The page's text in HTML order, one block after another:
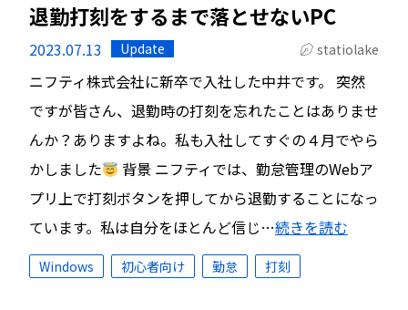
退勤打刻をするまで落とせないPC
2023.07.13 Update statiolake
ニフティ株式会社に新卒で入社した中井です。 突然
ですが皆さん、退勤時の打刻を忘れたことはありませ
んか？ありますよね。私も入社してすぐの４月でやら
かしました
背景 ニフティでは、勤怠管理のWebア
プリ上で打刻ボタンを押してから退勤することになっ
ています。私は自分をほとんど信じ…続きを読む
Windows 初心者向け 勤怠 打刻